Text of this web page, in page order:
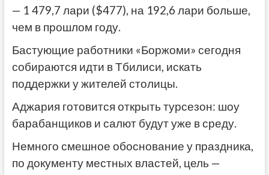
— 1 479,7 лари ($477), на 192,6 лари больше,
чем в прошлом году.
Бастующие работники «Боржоми» сегодня
собираются идти в Тбилиси, искать
поддержки у жителей столицы.
Аджария готовится открыть турсезон: шоу
барабанщиков и салют будут уже в среду.
Немного смешное обоснование у праздника,
по документу местных властей, цель —